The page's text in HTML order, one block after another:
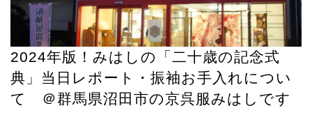
2024年版！みはしの「二十歳の記念式
典」当日レポート・振袖お手入れについ
て ＠群馬県沼田市の京呉服みはしです